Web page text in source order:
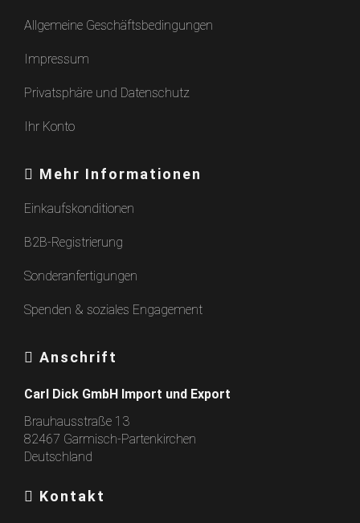
Allgemeine Geschäftsbedingungen
Impressum
Privatsphäre und Datenschutz
Ihr Konto
Mehr Informationen
Einkaufskonditionen
B2B-Registrierung
Sonderanfertigungen
Spenden & soziales Engagement
Anschrift
Carl Dick GmbH Import und Export
Brauhausstraße 13
82467 Garmisch-Partenkirchen
Deutschland
Kontakt